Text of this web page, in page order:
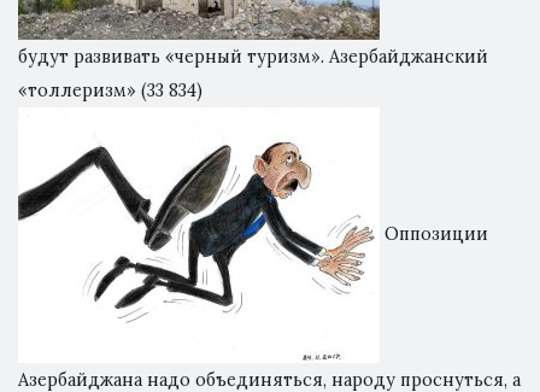
будут развивать «черный туризм». Азербайджанский
«толлеризм» (33 834)
Оппозиции
Азербайджана надо объединяться, народу проснуться, а